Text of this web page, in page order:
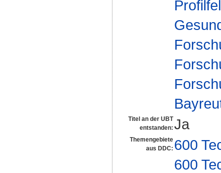
Titel an der UBT
entstanden: Ja
Themengebiete
aus DDC: 600
600